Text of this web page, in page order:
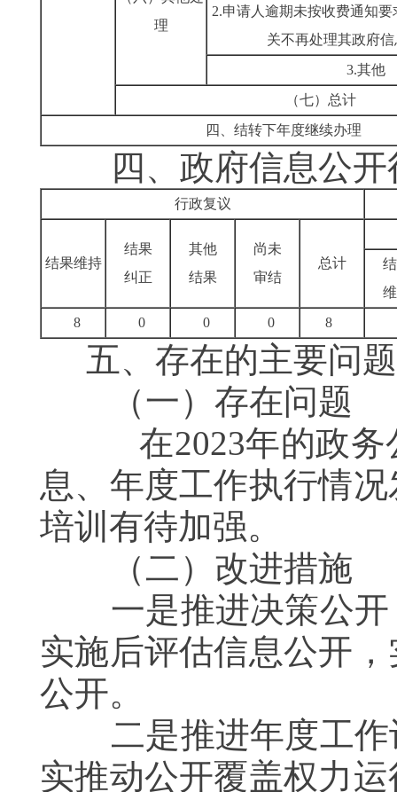
理
2.申请人逾期未按收费通知
关不再处理其政府
3.其他
（七）总计
四、结转下年度继续办理
四、政府信息公开
行政复议
结果维持
结果
纠正
其他
结果
尚未
审结
总计
8
0 0 0 8
五、存在的主要问
（一）存在问题
在2023年的政务
息、年度工作执行情
培训有待加强。
（二）改进措施
一是推进决策公开
实施后评估信息公开
公开。
二是推进年度工作
实推动公开覆盖权力